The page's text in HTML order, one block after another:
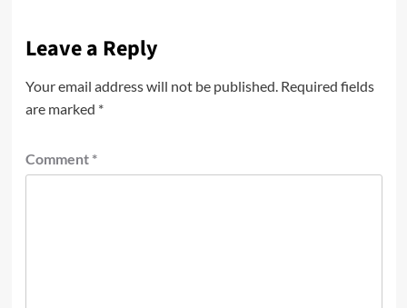
Leave a Reply
Your email address will not be published. Required fields
are marked *
Comment *